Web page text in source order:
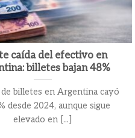
caída del efectivo en
billetes bajan 48%
billetes en Argentina cayó
desde 2024, aunque sigue
elevado en [...]